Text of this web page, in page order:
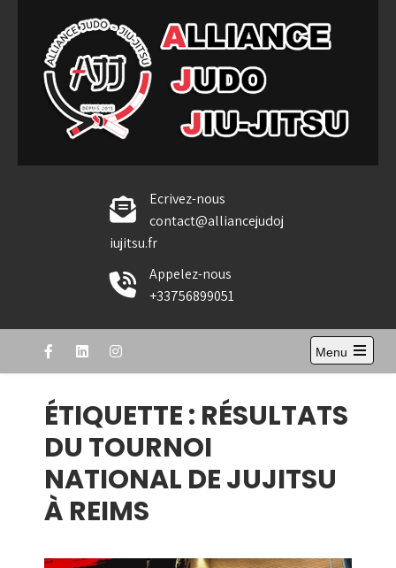
content
Alliance Judo Jiu-jitsu
Ecrivez-nous
contact@alliancejudoj
iujitsu.fr
Appelez-nous
+33756899051
Menu
Open
menu
ÉTIQUETTE : RÉSULTATS
DU TOURNOI
NATIONAL DE JUJITSU
À REIMS